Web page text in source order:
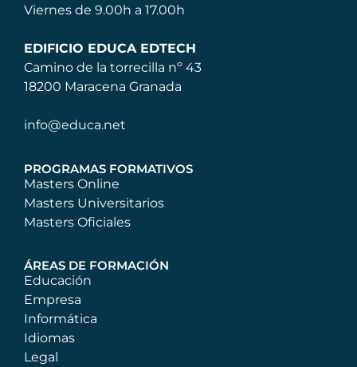
Viernes de 9.00h a 17.00h
EDIFICIO EDUCA EDTECH
Camino de la torrecilla nº 43
18200 Maracena Granada
info@educa.net
PROGRAMAS FORMATIVOS
Masters Online
Masters Universitarios
Masters Oficiales
ÁREAS DE FORMACIÓN
Educación
Empresa
Informática
Idiomas
Legal